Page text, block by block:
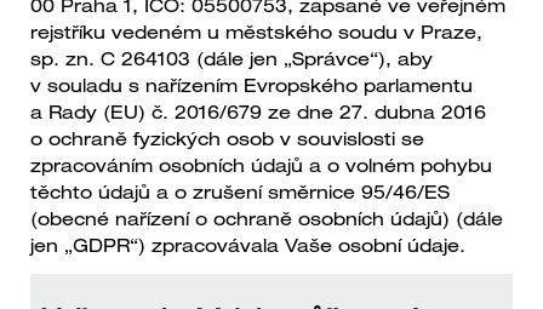
00 Praha 1, IČO: 05500753, zapsané ve veřejném
rejstříku vedeném u městského soudu v Praze,
sp. zn. C 264103 (dále jen „Správce“), aby
v souladu s nařízením Evropského parlamentu
a Rady (EU) č. 2016/679 ze dne 27. dubna 2016
o ochraně fyzických osob v souvislosti se
zpracováním osobních údajů a o volném pohybu
těchto údajů a o zrušení směrnice 95/46/ES
(obecné nařízení o ochraně osobních údajů) (dále
jen „GDPR“) zpracovávala Vaše osobní údaje.